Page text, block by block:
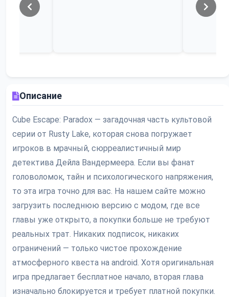
Описание
Cube Escape: Paradox — загадочная часть культовой
серии от Rusty Lake, которая снова погружает
игроков в мрачный, сюрреалистичный мир
детектива Дейла Вандермеера. Если вы фанат
головоломок, тайн и психологического напряжения,
то эта игра точно для вас. На нашем сайте можно
загрузить последнюю версию с модом, где все
главы уже открыто, а покупки больше не требуют
реальных трат. Никаких подписок, никаких
ограничений — только чистое прохождение
атмосферного квеста на android. Хотя оригинальная
игра предлагает бесплатное начало, вторая глава
изначально блокируется и требует платной покупки.